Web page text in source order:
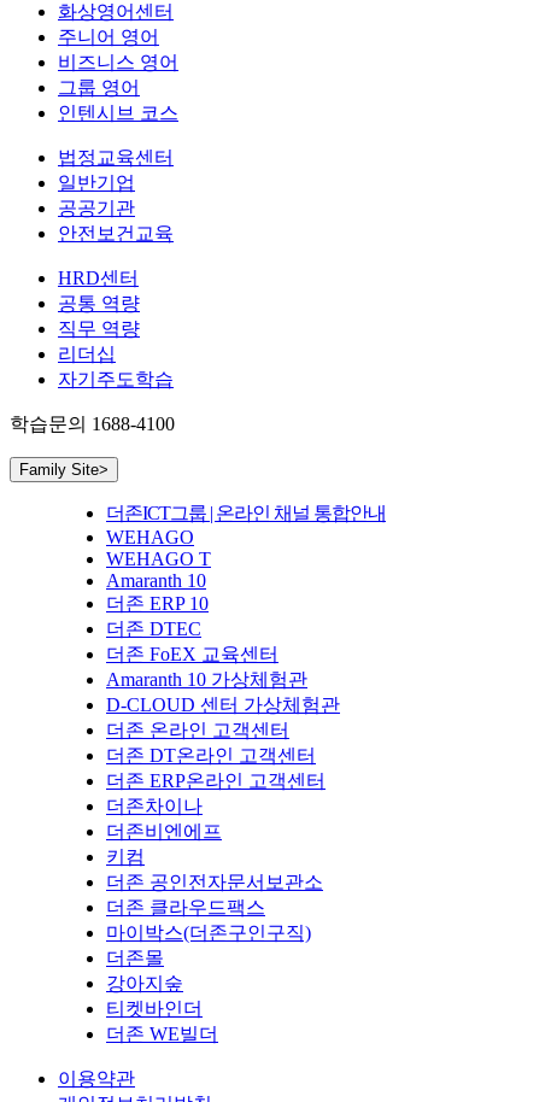
화상영어센터
주니어 영어
비즈니스 영어
그룹 영어
인텐시브 코스
법정교육센터
일반기업
공공기관
안전보건교육
HRD센터
공통 역량
직무 역량
리더십
자기주도학습
학습문의 1688-4100
Family Site>
더존ICT그룹 | 온라인 채널 통합안내
WEHAGO
WEHAGO T
Amaranth 10
더존 ERP 10
더존 DTEC
더존 FoEX 교육센터
Amaranth 10 가상체험관
D-CLOUD 센터 가상체험관
더존 온라인 고객센터
더존 DT온라인 고객센터
더존 ERP온라인 고객센터
더존차이나
더존비엔에프
키컴
더존 공인전자문서보관소
더존 클라우드팩스
마이박스(더존구인구직)
더존몰
강아지숲
티켓바인더
더존 WE빌더
이용약관